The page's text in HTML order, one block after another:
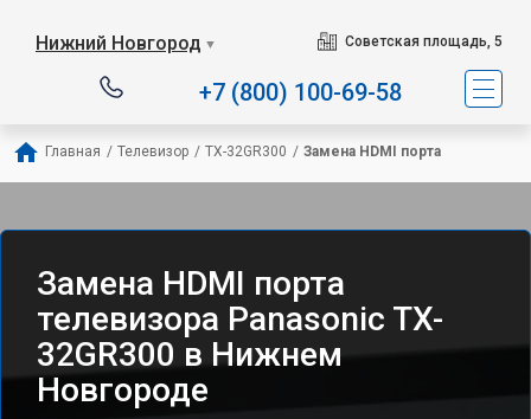
Нижний Новгород ▼ Советская площадь, 5
+7 (800) 100-69-58
Главная / Телевизор / TX-32GR300 / Замена HDMI порта
Замена HDMI порта
телевизора Panasonic TX-
32GR300 в Нижнем
Новгороде